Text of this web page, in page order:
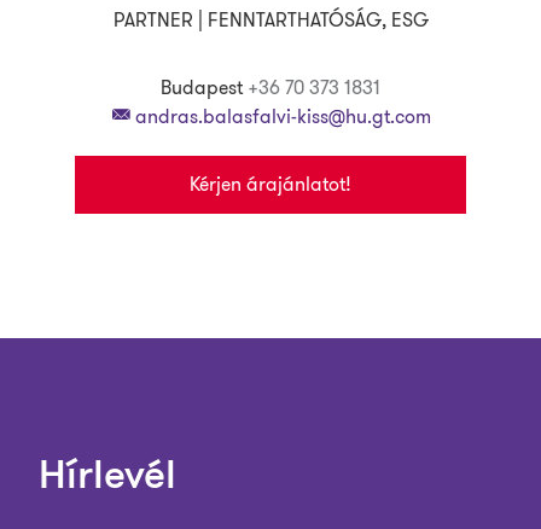
PARTNER | FENNTARTHATÓSÁG, ESG
Budapest +36 70 373 1831
andras.balasfalvi-kiss@hu.gt.com
Kérjen árajánlatot!
Hírlevél